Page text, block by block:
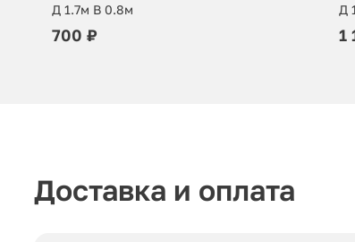
Д 1.7м В 0.8м
700 ₽
Д
1
Доставка и оплата